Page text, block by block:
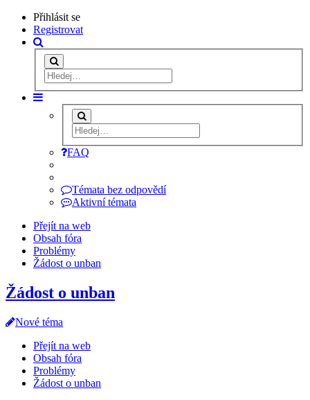
Přihlásit se
Registrovat
FAQ
Témata bez odpovědí
Aktivní témata
Přejít na web
Obsah fóra
Problémy
Žádost o unban
Žádost o unban
Nové téma
Přejít na web
Obsah fóra
Problémy
Žádost o unban